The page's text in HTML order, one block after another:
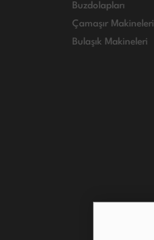
Buzdolapları
Çamaşır Makineleri
Bulaşık Makineleri